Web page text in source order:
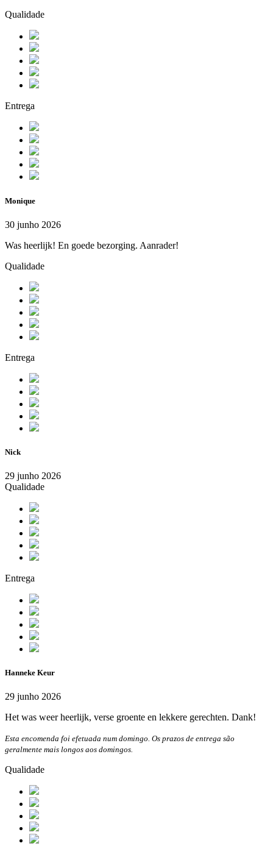
Qualidade
Entrega
Monique
30 junho 2026
Was heerlijk! En goede bezorging. Aanrader!
Qualidade
Entrega
Nick
29 junho 2026
Qualidade
Entrega
Hanneke Keur
29 junho 2026
Het was weer heerlijk, verse groente en lekkere gerechten. Dank!
Esta encomenda foi efetuada num domingo. Os prazos de entrega são
geralmente mais longos aos domingos.
Qualidade